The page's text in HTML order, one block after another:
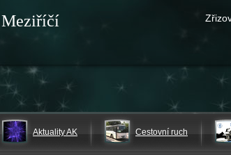
Meziříčí
Aktuality AK Cestovní ruch